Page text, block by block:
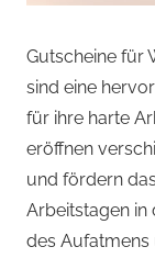
Gutscheine für
sind eine
für ihre harte
eröffnen
und fördern
Arbeitstagen in
des Aufatmens